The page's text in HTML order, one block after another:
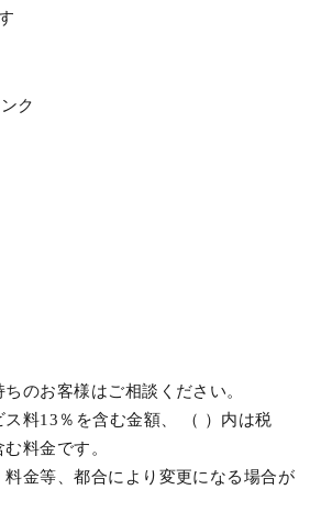
ク
のお客様はご相談ください。
料13％を含む金額、 （ ）内は税
料金です。
金等、都合により変更になる場合が